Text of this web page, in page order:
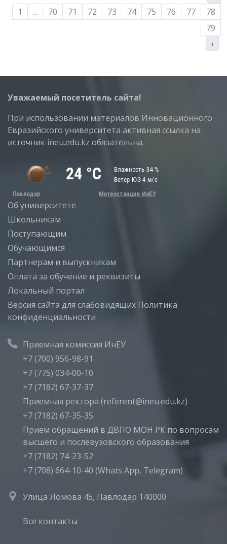
1 ... 70 71 72 73 74 75 76 77
78
79
›
Уважаемый посетитель сайта!
При использовании материалов Инновационного
Евразийского университета активная ссылка на
источник ineu.edu.kz обязательна.
Об университете
Школьникам
Поступающим
Обучающимся
Партнерам и выпускникам
Оплата за обучение и реквизиты
Локальный портал
Версия сайта для слабовидящих Политика
конфиденциальности
Приемная комиссия ИнЕУ
+7 (700) 956-98-91
+7 (775) 034-00-10
+7 (7182) 67-37-37
Приемная ректора (referent@ineu.edu.kz)
+7 (7182) 67-35-35
Прием обращений в ДВПО МОН РК по вопросам
высшего и послевузовского образования
+7 (7182) 74-23-52
+7 (708) 664-10-40 (Whats App, Telegram)
Улица Ломова 45, Павлодар 140000
Все контакты